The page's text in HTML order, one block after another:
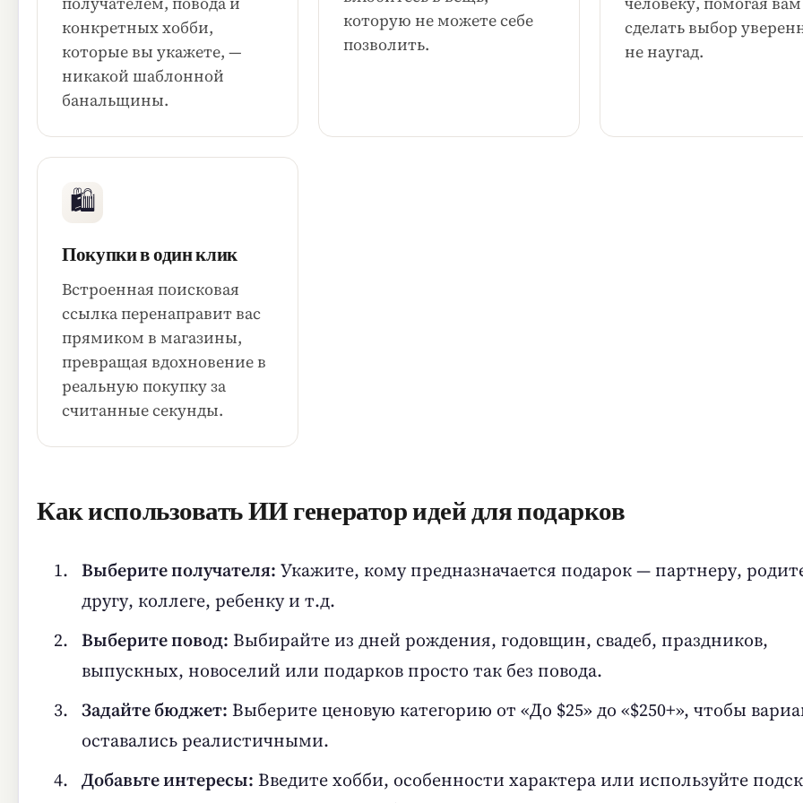
конкретных хобби,
которые вы укажете, —
никакой шаблонной
банальщины.
которую не можете себе
позволить.
сделать выбор
не наугад.
🛍
Покупки в один клик
Встроенная поисковая
ссылка перенаправит вас
прямиком в магазины,
превращая вдохновение в
реальную покупку за
считанные секунды.
Как использовать ИИ генератор идей для подарков
Выберите получателя: Укажите, кому предназначается подарок — партнеру,
другу, коллеге, ребенку и т.д.
Выберите повод: Выбирайте из дней рождения, годовщин, свадеб, праздников,
выпускных, новоселий или подарков просто так без повода.
Задайте бюджет: Выберите ценовую категорию от «До $25» до «$250+», чтобы
оставались реалистичными.
Добавьте интересы: Введите хобби, особенности характера или используйте